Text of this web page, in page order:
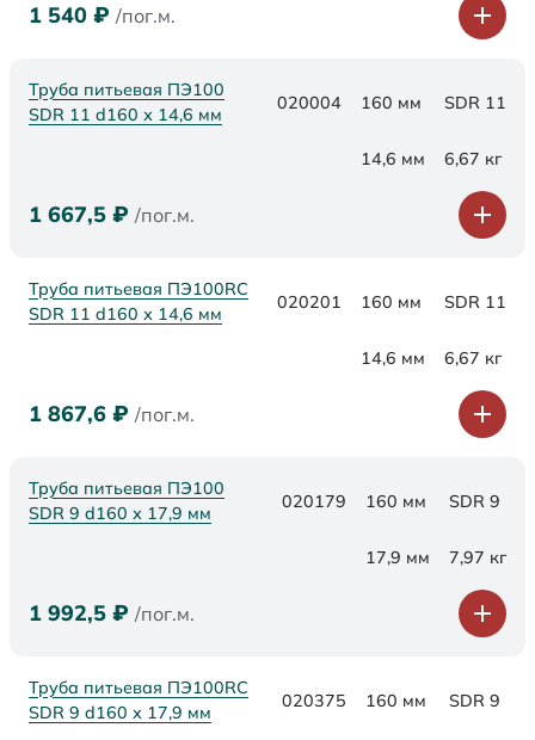
1 540 ₽ /пог.м.
Труба питьевая ПЭ100
SDR 11 d160 х 14,6 мм
020004 160 мм SDR 11
14,6 мм 6,67 кг
1 667,5 ₽ /пог.м.
Труба питьевая ПЭ100RC
SDR 11 d160 х 14,6 мм
020201 160 мм SDR 11
14,6 мм 6,67 кг
1 867,6 ₽ /пог.м.
Труба питьевая ПЭ100
SDR 9 d160 х 17,9 мм
020179 160 мм SDR 9
17,9 мм 7,97 кг
1 992,5 ₽ /пог.м.
Труба питьевая ПЭ100RC
SDR 9 d160 х 17,9 мм
020375 160 мм SDR 9